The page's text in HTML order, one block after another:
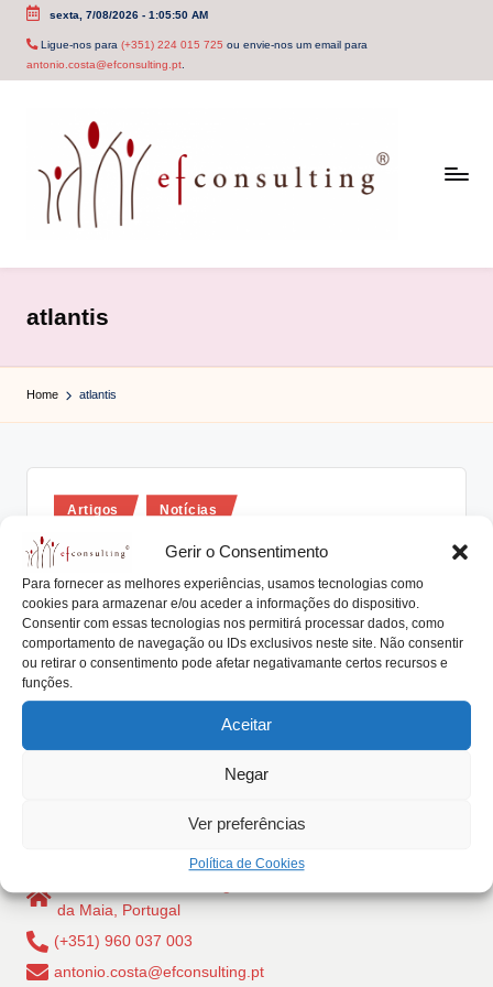
Gerir o Consentimento
Para fornecer as melhores experiências, usamos tecnologias como
cookies para armazenar e/ou aceder a informações do dispositivo.
Consentir com essas tecnologias nos permitirá processar dados, como
comportamento de navegação ou IDs exclusivos neste site. Não consentir
ou retirar o consentimento pode afetar negativamante certos recursos e
funções.
Aceitar
Negar
Ver preferências
Política de Cookies
Skip
sexta, 7/08/2026- 1:05:50 AM
Ligue-nos para (+351) 224 015 725 ou envie-nos um email para
antonio.costa@efconsulting.pt.
c
o
n
u
lt
i
n
g
.
p
atlantis
Home atlantis
Posted
Artigos Notícias
As Empresas Familiares estão
associadas à passagem de Ano
Posted
António Nogueira da Costa Janeiro 4, 2019
As Empresas Familiares estão associadas à passagem
de Ano e, como tal, fator de diferenciador
reconhecimento positivo.
da Maia, Portugal
(+351) 960 037 003
antonio.costa@efconsulting.pt